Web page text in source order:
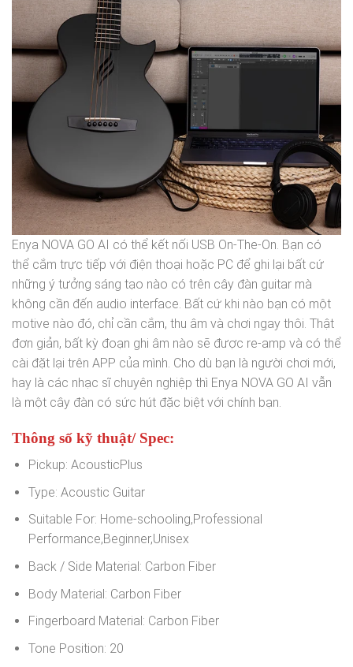
Enya NOVA GO AI có thể kết nối USB On-The-On. Bạn có
thể cắm trực tiếp với điện thoại hoặc PC để ghi lại bất cứ
những ý tưởng sáng tạo nào có trên cây đàn guitar mà
không cần đến audio interface. Bất cứ khi nào bạn có một
motive nào đó, chỉ cần cắm, thu âm và chơi ngay thôi. Thật
đơn giản, bất kỳ đoạn ghi âm nào sẽ được re-amp và có thể
cài đặt lại trên APP của mình. Cho dù bạn là người chơi mới,
hay là các nhạc sĩ chuyên nghiệp thì Enya NOVA GO AI vẫn
là một cây đàn có sức hút đặc biệt với chính bạn.
Thông số kỹ thuật/ Spec:
Pickup: AcousticPlus
Type: Acoustic Guitar
Suitable For: Home-schooling,Professional
Performance,Beginner,Unisex
Back / Side Material: Carbon Fiber
Body Material: Carbon Fiber
Fingerboard Material: Carbon Fiber
Tone Position: 20